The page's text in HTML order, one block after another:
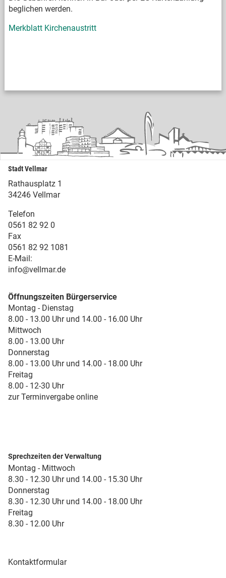
beglichen werden.
Merkblatt Kirchenaustritt
Stadt Vellmar
Rathausplatz 1
34246 Vellmar
Telefon
0561 82 92 0
Fax
0561 82 92 1081
E-Mail:
info@vellmar.de
Öffnungszeiten Bürgerservice
Montag - Dienstag
8.00 - 13.00 Uhr und 14.00 - 16.00 Uhr
Mittwoch
8.00 - 13.00 Uhr
Donnerstag
8.00 - 13.00 Uhr und 14.00 - 18.00 Uhr
Freitag
8.00 - 12-30 Uhr
zur Terminvergabe online
Sprechzeiten der Verwaltung
Montag - Mittwoch
8.30 - 12.30 Uhr und 14.00 - 15.30 Uhr
Donnerstag
8.30 - 12.30 Uhr und 14.00 - 18.00 Uhr
Freitag
8.30 - 12.00 Uhr
Kontaktformular